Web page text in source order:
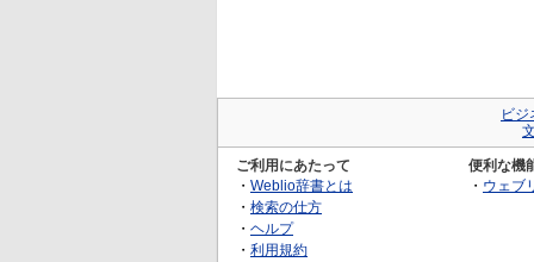
ビジ
ご利用にあたって
・ Weblio辞書とは
・ 検索の仕方
・ ヘルプ
・ 利用規約
便利な機
・ ウェブ